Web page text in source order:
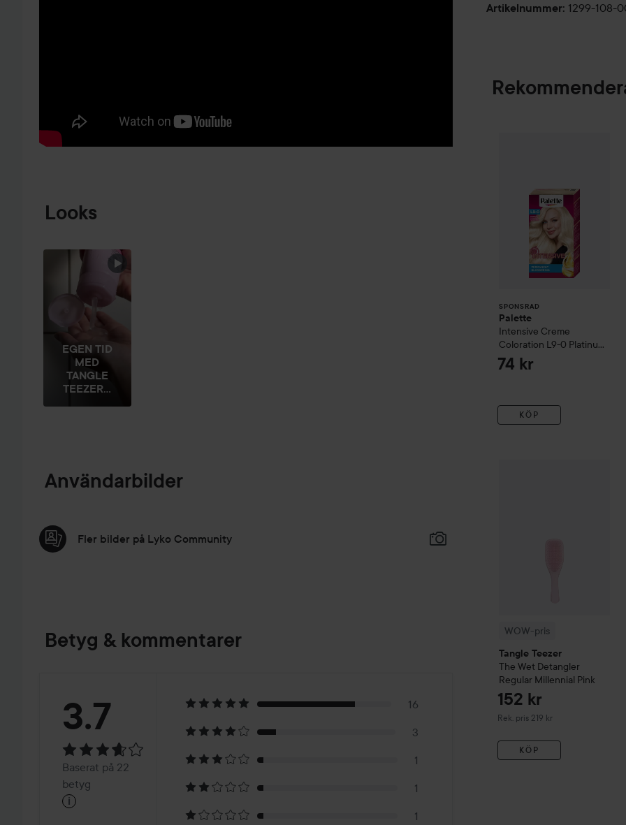
Looks
HOPPA ÖVER SEKTIONEN
EGEN TID
MED
TANGLE
TEEZER...
Användarbilder
Fler bilder på Lyko Community
Betyg & kommentarer
Betyg:
3.7Baserat
på
3.7
Baserat på 22
betyg
i
16
3
1
1
1
Artikelnummer: 1299-108-
SPONSRAD
Palette
Intensive Creme
Coloration L9-0 Platinum
Blonde
74 kr
KÖP
WOW-pris
Tangle Teezer
The Wet Detangler
Regular Millennial Pink
152 kr
Rek. pris 219 kr
Rekommenderat pris 219 kr
KÖP